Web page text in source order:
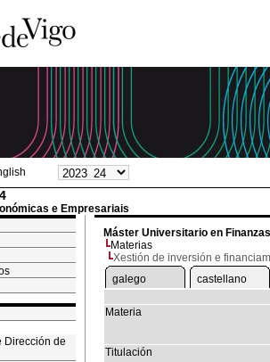
e Empresariais
Dirección de
Máster Universitario en Finanzas
Materias
Xestión de inversión e
galego
castellano
Materia
Titulación